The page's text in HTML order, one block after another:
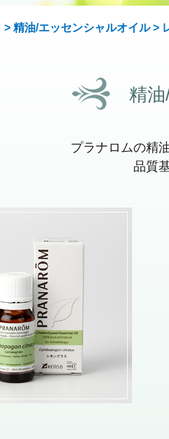
> 精油/エッセンシャルオイル>
精
プラナロムの精
品質